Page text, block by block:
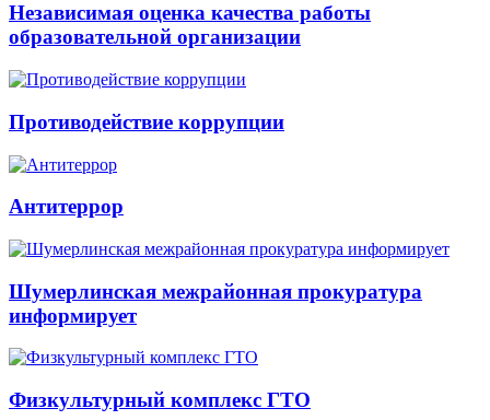
Независимая оценка качества работы
образовательной организации
Противодействие коррупции
Антитеррор
Шумерлинская межрайонная прокуратура
информирует
Физкультурный комплекс ГТО